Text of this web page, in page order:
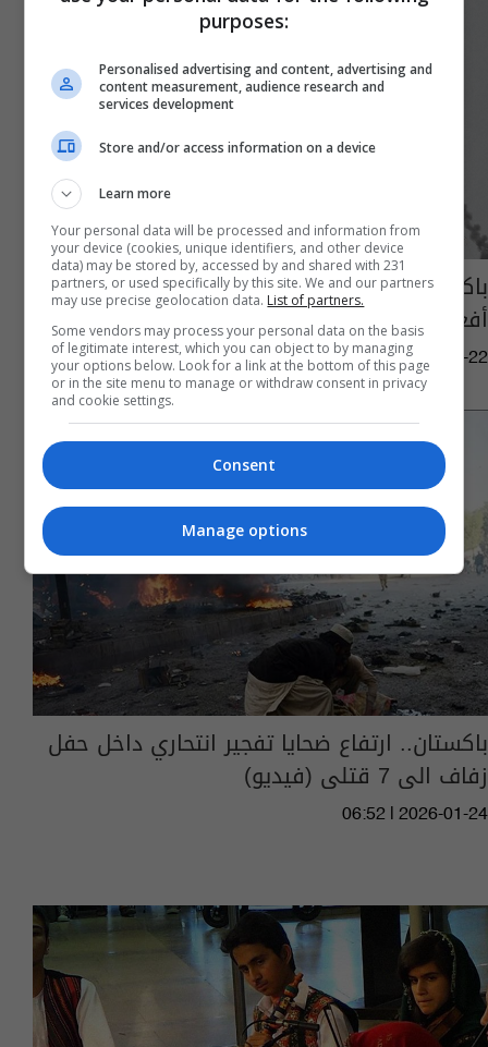
باكستان تعلن قتل 70 مسلحا على الحدود مع
أفغانستان
15:05 | 2026-02-22
باكستان.. ارتفاع ضحايا تفجير انتحاري داخل حفل
زفاف الى 7 قتلى (فيديو)
06:52 | 2026-01-24
purposes:
Personalised advertising and content, advertising and
content measurement, audience research and
services development
Store and/or access information on a device
Learn more
Your personal data will be processed and information from
your device (cookies, unique identifiers, and other device
data) may be stored by, accessed by and shared with 231
partners, or used specifically by this site. We and our partners
may use precise geolocation data. List of partners.
Some vendors may process your personal data on the basis
of legitimate interest, which you can object to by managing
your options below. Look for a link at the bottom of this page
or in the site menu to manage or withdraw consent in privacy
and cookie settings.
Consent
Manage options